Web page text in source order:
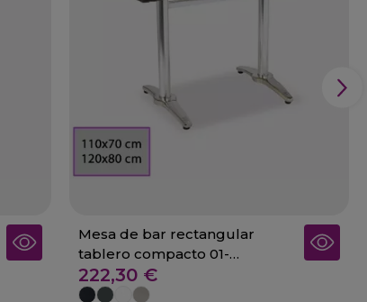
Mesa de bar rectangular
tablero compacto 01-
BERZOSA
222,30 €